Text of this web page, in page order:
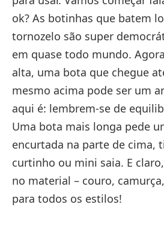
ok? As botinhas que batem
tornozelo são super
em quase todo mundo.
alta, uma bota que chegue
mesmo acima pode ser um
aqui é: lembrem-se de
Uma bota mais longa pede
encurtada na parte de cima,
curtinho ou mini saia. E
no material – couro,
para todos os estilos!